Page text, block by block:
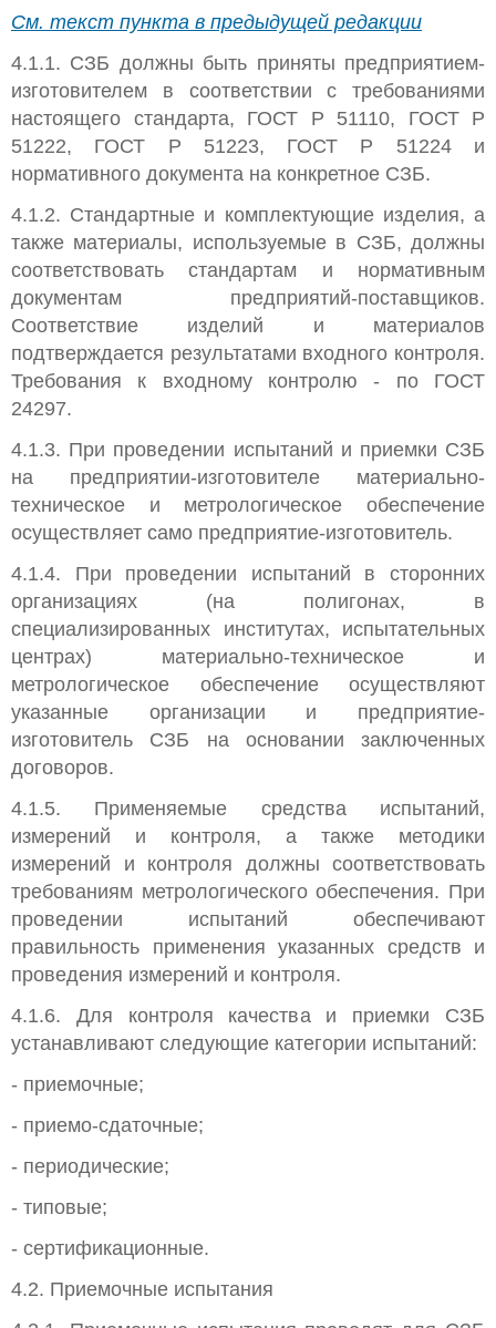
См. текст пункта в предыдущей редакции
4.1.1. СЗБ должны быть приняты предприятием-
изготовителем в соответствии с требованиями
настоящего стандарта, ГОСТ Р 51110, ГОСТ Р
51222, ГОСТ Р 51223, ГОСТ Р 51224 и
нормативного документа на конкретное СЗБ.
4.1.2. Стандартные и комплектующие изделия, а
также материалы, используемые в СЗБ, должны
соответствовать стандартам и нормативным
документам предприятий-поставщиков.
Соответствие изделий и материалов
подтверждается результатами входного контроля.
Требования к входному контролю - по ГОСТ
24297.
4.1.3. При проведении испытаний и приемки СЗБ
на предприятии-изготовителе материально-
техническое и метрологическое обеспечение
осуществляет само предприятие-изготовитель.
4.1.4. При проведении испытаний в сторонних
организациях (на полигонах, в
специализированных институтах, испытательных
центрах) материально-техническое и
метрологическое обеспечение осуществляют
указанные организации и предприятие-
изготовитель СЗБ на основании заключенных
договоров.
4.1.5. Применяемые средства испытаний,
измерений и контроля, а также методики
измерений и контроля должны соответствовать
требованиям метрологического обеспечения. При
проведении испытаний обеспечивают
правильность применения указанных средств и
проведения измерений и контроля.
4.1.6. Для контроля качества и приемки СЗБ
устанавливают следующие категории испытаний:
- приемочные;
- приемо-сдаточные;
- периодические;
- типовые;
- сертификационные.
4.2. Приемочные испытания